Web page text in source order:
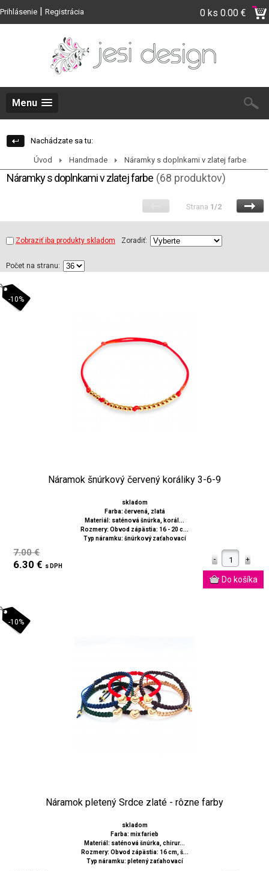
Prihlásenie | Registrácia 0 ks 0.00 €
Menu
Nachádzate sa tu:
Úvod Handmade Náramky s doplnkami v zlatej farbe
Náramky s doplnkami v zlatej farbe (68 produktov)
Strana 1/2
Zobraziť iba produkty skladom Zoradiť:
Počet na stranu:
-10%
Náramok šnúrkový červený koráliky 3-6-9
skladom
Farba: červená, zlatá
Materiál: saténová šnúrka, korál...
Rozmery: Obvod zápästia: 16 - 20 c...
Typ náramku: šnúrkový zaťahovací
7.00 €
6.30 € s DPH
-10%
Náramok pletený Srdce zlaté - rôzne farby
skladom
Farba: mix farieb
Materiál: saténová šnúrka, chirur...
Rozmery: Obvod zápästia: 16 cm, š...
Typ náramku: pletený zaťahovací